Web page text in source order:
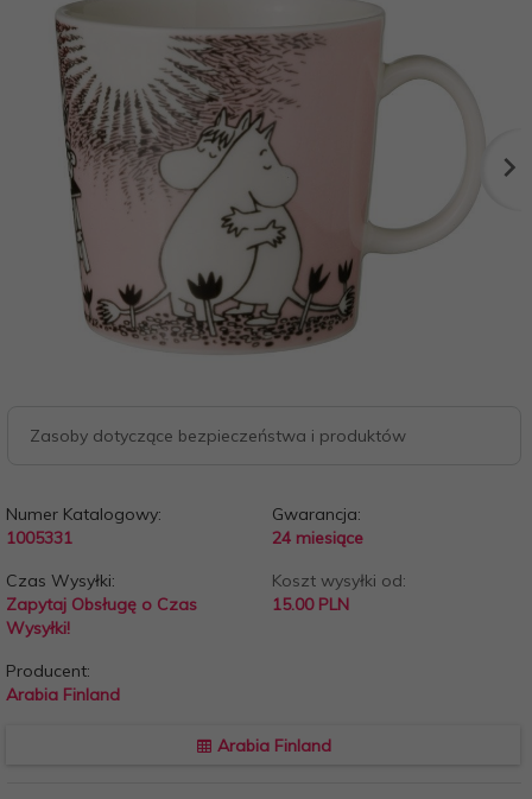
Zasoby dotyczące bezpieczeństwa i produktów
Numer Katalogowy:
1005331
Gwarancja:
24 miesiące
Czas Wysyłki:
Zapytaj Obsługę o Czas
Wysyłki!
Koszt wysyłki od:
15.00 PLN
Producent:
Arabia Finland
Arabia Finland